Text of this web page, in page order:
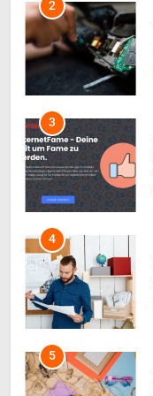
2
3
4
5